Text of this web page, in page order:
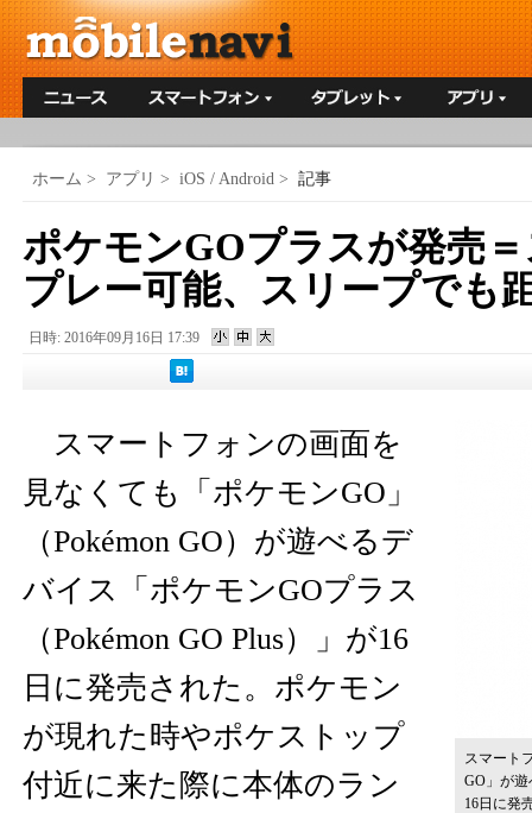
ホーム > アプリ > iOS / Android > 記事
ポケモンGOプラスが発売
プレー可能、スリープでも
日時: 2016年09月16日 17:39
スマート
GO」が
16日に発
スマートフォンの画面を
見なくても「ポケモンGO」
（Pokémon GO）が遊べるデ
バイス「ポケモンGOプラス
（Pokémon GO Plus）」が16
日に発売された。ポケモン
が現れた時やポケストップ
付近に来た際に本体のラン